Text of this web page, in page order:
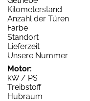
Kilometerstand
Anzahl der Türen
Farbe
Standort
Lieferzeit
Unsere Nummer
Motor:
kW / PS
Treibstoff
Hubraum